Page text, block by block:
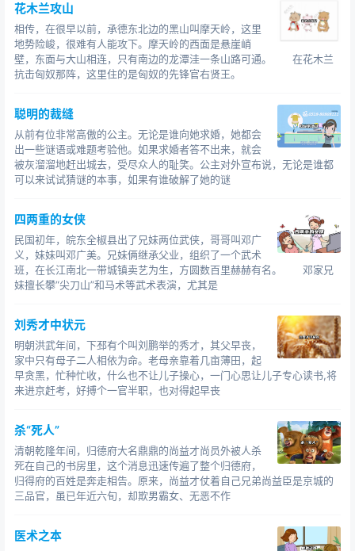
花木兰攻山
相传，在很早以前，承德东北边的黑山叫摩天岭，这里
地势险峻，很难有人能攻下。摩天岭的西面是悬崖峭
壁，东面与大山相连，只有南边的龙潭洼一条山路可通。 在花木兰
抗击匈奴那阵，这里住的是匈奴的先锋官右贤王。
聪明的裁缝
从前有位非常高傲的公主。无论是谁向她求婚，她都会
出一些谜语或难题考验他。如果求婚者答不出来，就会
被灰溜溜地赶出城去，受尽众人的耻笑。公主对外宣布说，无论是谁都
可以来试试猜谜的本事，如果有谁破解了她的谜
四两重的女侠
民国初年，皖东全椒县出了兄妹两位武侠，哥哥叫邓广
义，妹妹叫邓广美。兄妹俩继承父业，组织了一个武术
班，在长江南北一带城镇卖艺为生，方圆数百里赫赫有名。 邓家兄
妹擅长攀“尖刀山”和马术等武术表演，尤其是
刘秀才中状元
明朝洪武年间，下邳有个叫刘鹏举的秀才，其父早丧，
家中只有母子二人相依为命。老母亲靠着几亩薄田，起
早贪黑，忙种忙收，什么也不让儿子操心，一门心思让儿子专心读书,将
来进京赶考，好搏个一官半职，也对得起早丧
杀“死人”
清朝乾隆年间，归德府大名鼎鼎的尚益才尚员外被人杀
死在自己的书房里，这个消息迅速传遍了整个归德府，
归得府的百姓是奔走相告。原来，尚益才仗着自己兄弟尚益臣是京城的
三品官，虽已年近六旬，却欺男霸女、无恶不作
医术之本